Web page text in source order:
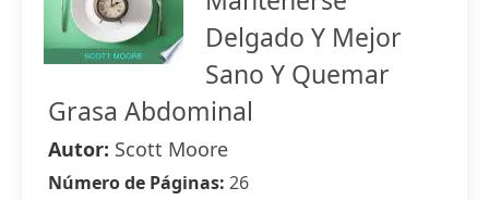
Delgado Y Mejor
Sano Y Quemar
Grasa Abdominal
Autor: Scott Moore
Número de Páginas: 26